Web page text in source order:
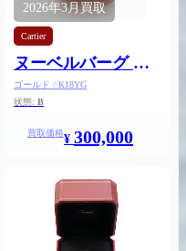
2026年3月買取
Cartier
ヌーベルバーグ リ
ング
ゴールド / K18YG
状態: B
買取価格¥ 300,000